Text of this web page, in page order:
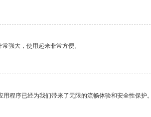
强大，使用起来非常方便。
用程序已经为我们带来了无限的流畅体验和安全性保护